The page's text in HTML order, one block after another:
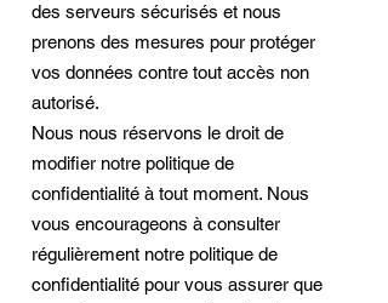
des serveurs sécurisés et nous
prenons des mesures pour protéger
vos données contre tout accès non
autorisé.
Nous nous réservons le droit de
modifier notre politique de
confidentialité à tout moment. Nous
vous encourageons à consulter
régulièrement notre politique de
confidentialité pour vous assurer que